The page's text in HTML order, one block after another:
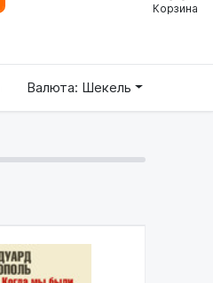
Корзина
Валюта: Шекель